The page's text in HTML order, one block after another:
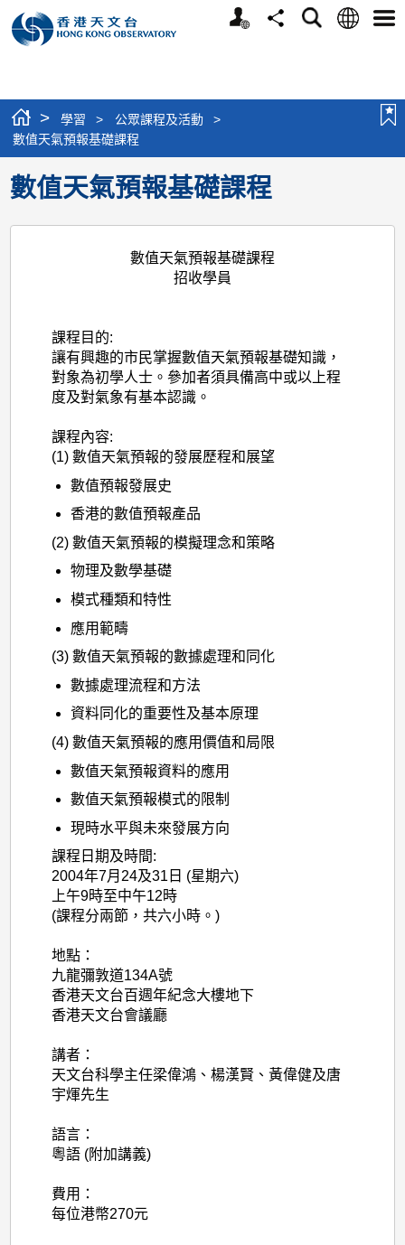
個
分
搜
語
選
> 學習 > 公眾課程及活動
>
數值天氣預報基礎課程
數值天氣預報基礎課程
數值天氣預報基礎課程
招收學員
課程目的:
讓有興趣的市民掌握數值天氣預報基礎知識，
對象為初學人士。參加者須具備高中或以上程
度及對氣象有基本認識。
課程內容:
(1) 數值天氣預報的發展歷程和展望
數值預報發展史
香港的數值預報產品
(2) 數值天氣預報的模擬理念和策略
物理及數學基礎
模式種類和特性
應用範疇
(3) 數值天氣預報的數據處理和同化
數據處理流程和方法
資料同化的重要性及基本原理
(4) 數值天氣預報的應用價值和局限
數值天氣預報資料的應用
數值天氣預報模式的限制
現時水平與未來發展方向
課程日期及時間:
2004年7月24及31日 (星期六)
上午9時至中午12時
(課程分兩節，共六小時。)
地點：
九龍彌敦道134A號
香港天文台百週年紀念大樓地下
香港天文台會議廳
講者：
天文台科學主任梁偉鴻、楊漢賢、黃偉健及唐
宇煇先生
語言：
粵語 (附加講義)
費用：
每位港幣270元